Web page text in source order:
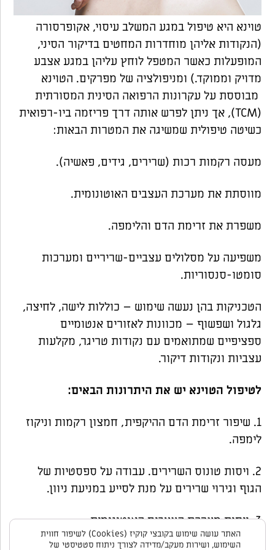
טוינא היא טיפול במגע המשלב עיסוי, אקופרסורה
(הנקודות אליהן מוחדרות המחטים בדיקור הסיני,
המופעלות כאשר המטפל לוחץ עליהן במגע אצבע
מדויק וממוקד.) ומניפולציה של מפרקים. הטוינא
מבוססת על עקרונות הרפואה הסינית המסורתית
(TCM), אך ניתן לפרש אותה דרך פריזמה ביו-רפואית
כשיטה טיפולית שמשיגה את המטרות הבאות:
מעסה רקמות רכות (שרירים, גידים, פאשיה).
מווסתת את מערכת העצבים האוטונומית.
משפרת את זרימת הדם והלימפה.
משפיעה על מסלולים עצביים-שריריים ומערכות
סומטו-סנסוריות.
הטכניקות בהן נעשה שימוש – כוללות לישה, לחיצה,
גלגול ושפשוף – מכוונות לאזורים אנטומיים
ספציפיים שמתואמים עם נקודות טריגר, מקלעות
עצביות ונקודות דיקור.
לטיפול הטוינא יש את היתרונות הבאים:
1. שיפור זרימת הדם ההיקפית, חמצון רקמות וניקוז
לימפה.
2. ויסות טונוס השרירים. עבודה על ספסטיות של
הגוף וגירוי שרירים על מנת לסייע במניעת ניוון.
3. ויסות מערכת העצבים האוטונומית.
האתר עושה שימוש בקובצי קוקיז (Cookies) לשיפור חווית
השימוש, ושירות מעקב/מדידה לצורך ניתוח סטטיסטי של